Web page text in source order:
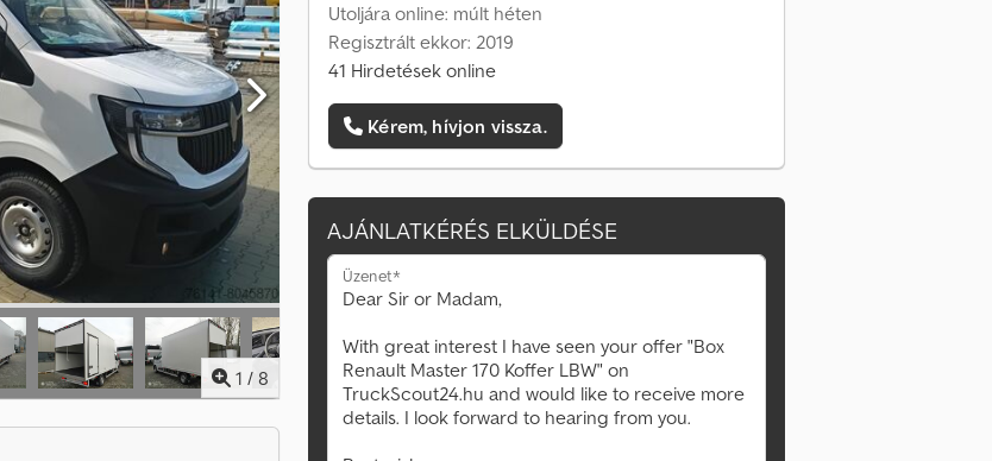
1 / 8
Utoljára online: múlt héten
Regisztrált ekkor: 2019
41 Hirdetések online
Kérem, hívjon vissza.
AJÁNLATKÉRÉS ELKÜLDÉSE
Üzenet*